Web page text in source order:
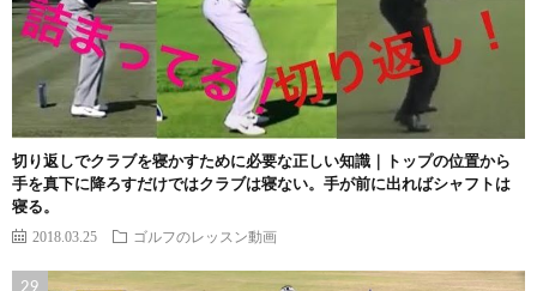
切り返しでクラブを寝かすために必要な正しい知識｜トップの位置から
手を真下に降ろすだけではクラブは寝ない。手が前に出ればシャフトは
寝る。
2018.03.25 ゴルフのレッスン動画